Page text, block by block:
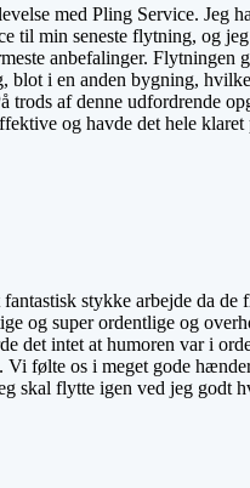
med Pling Service. Jeg
til min seneste flytning, og
anbefalinger. Flytningen
blot i en anden bygning,
trods af denne udfordrende
og havde det hele klaret
stykke arbejde da de
og super ordentlige og
det intet at humoren var i
Vi følte os i meget gode
skal flytte igen ved jeg godt